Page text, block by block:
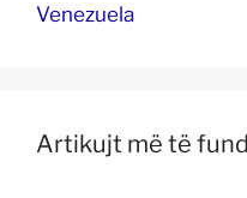
Venezuela
Artikujt më të